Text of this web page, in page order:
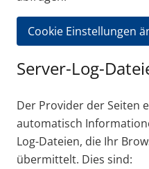
Cookie Einstellungen
Server-Log-
Der Provider der Seiten
automatisch
Log-Dateien, die Ihr
übermittelt. Dies sind: